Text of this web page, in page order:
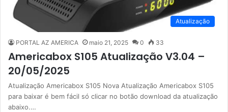
Atualização
PORTAL AZ AMERICA maio 21, 2025 0 33
Americabox S105 Atualização V3.04 –
20/05/2025
Atualização Americabox S105 Nova Atualização Americabox S105
para baixar é bem fácil só clicar no botão download da atualização
abaixo.…